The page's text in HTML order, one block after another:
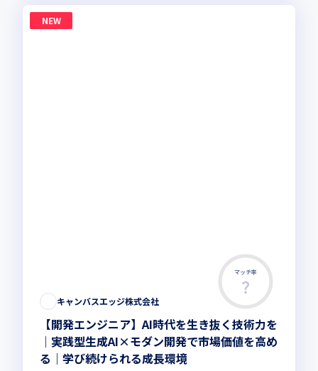
NEW
マッチ率
キャンバスエッジ株式会社
【開発エンジニア】AI時代を生き抜く技術力を
｜実践型生成AI×モダン開発で市場価値を高め
る｜学び続けられる成長環境